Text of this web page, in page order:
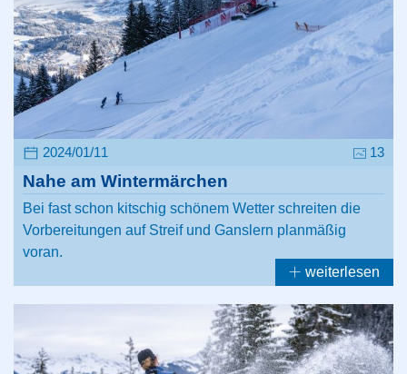
2024/01/11 13
Nahe am Wintermärchen
Bei fast schon kitschig schönem Wetter schreiten die
Vorbereitungen auf Streif und Ganslern planmäßig
voran.
weiterlesen